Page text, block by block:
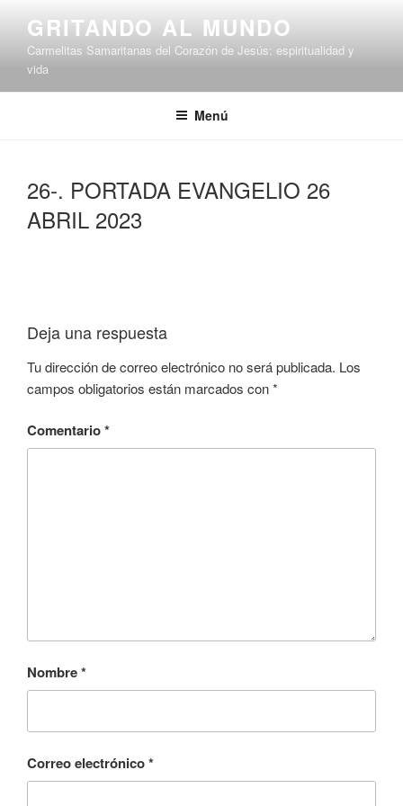
contenido
GRITANDO AL MUNDO
Carmelitas Samaritanas del Corazón de Jesús: espiritualidad y
vida
Menú
26-. PORTADA EVANGELIO 26
ABRIL 2023
Deja una respuesta
Tu dirección de correo electrónico no será publicada. Los
campos obligatorios están marcados con*
Comentario*
Nombre*
Correo electrónico*